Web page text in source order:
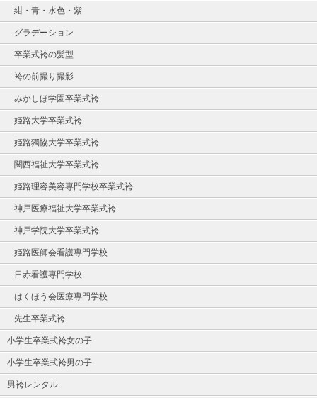
紺・青・水色・紫
グラデーション
卒業式袴の髪型
袴の前撮り撮影
みかしほ学園卒業式袴
姫路大学卒業式袴
姫路獨協大学卒業式袴
関西福祉大学卒業式袴
姫路理容美容専門学校卒業式袴
神戸医療福祉大学卒業式袴
神戸学院大学卒業式袴
姫路医師会看護専門学校
日赤看護専門学校
はくほう会医療専門学校
先生卒業式袴
小学生卒業式袴女の子
小学生卒業式袴男の子
男袴レンタル